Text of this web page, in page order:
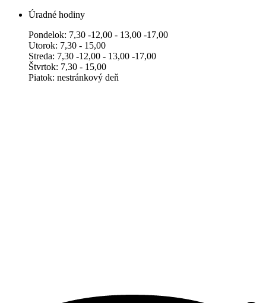
Úradné hodiny
Pondelok: 7,30 -12,00 - 13,00 -17,00
Utorok: 7,30 - 15,00
Streda: 7,30 -12,00 - 13,00 -17,00
Štvrtok: 7,30 - 15,00
Piatok: nestránkový deň